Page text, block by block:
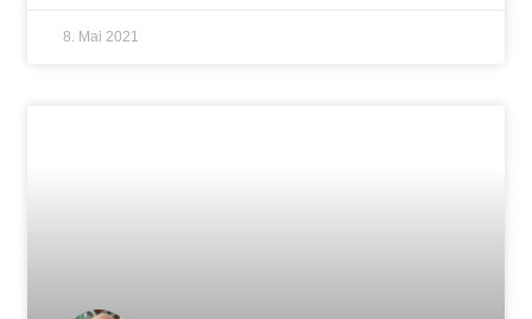
8. Mai 2021